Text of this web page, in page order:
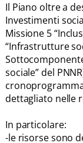
Il Piano oltre a
Investimenti
Missione 5
“Infrastrutture
sociale” del
dettagliato nelle
In particolare:
-le risorse sono